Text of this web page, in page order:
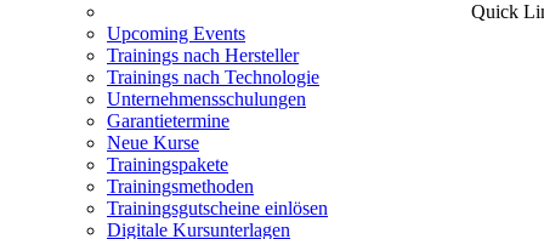
Quick
Upcoming Events
Trainings nach Hersteller
Trainings nach Technologie
Unternehmensschulungen
Garantietermine
Neue Kurse
Trainingspakete
Trainingsmethoden
Trainingsgutscheine einlösen
Digitale Kursunterlagen